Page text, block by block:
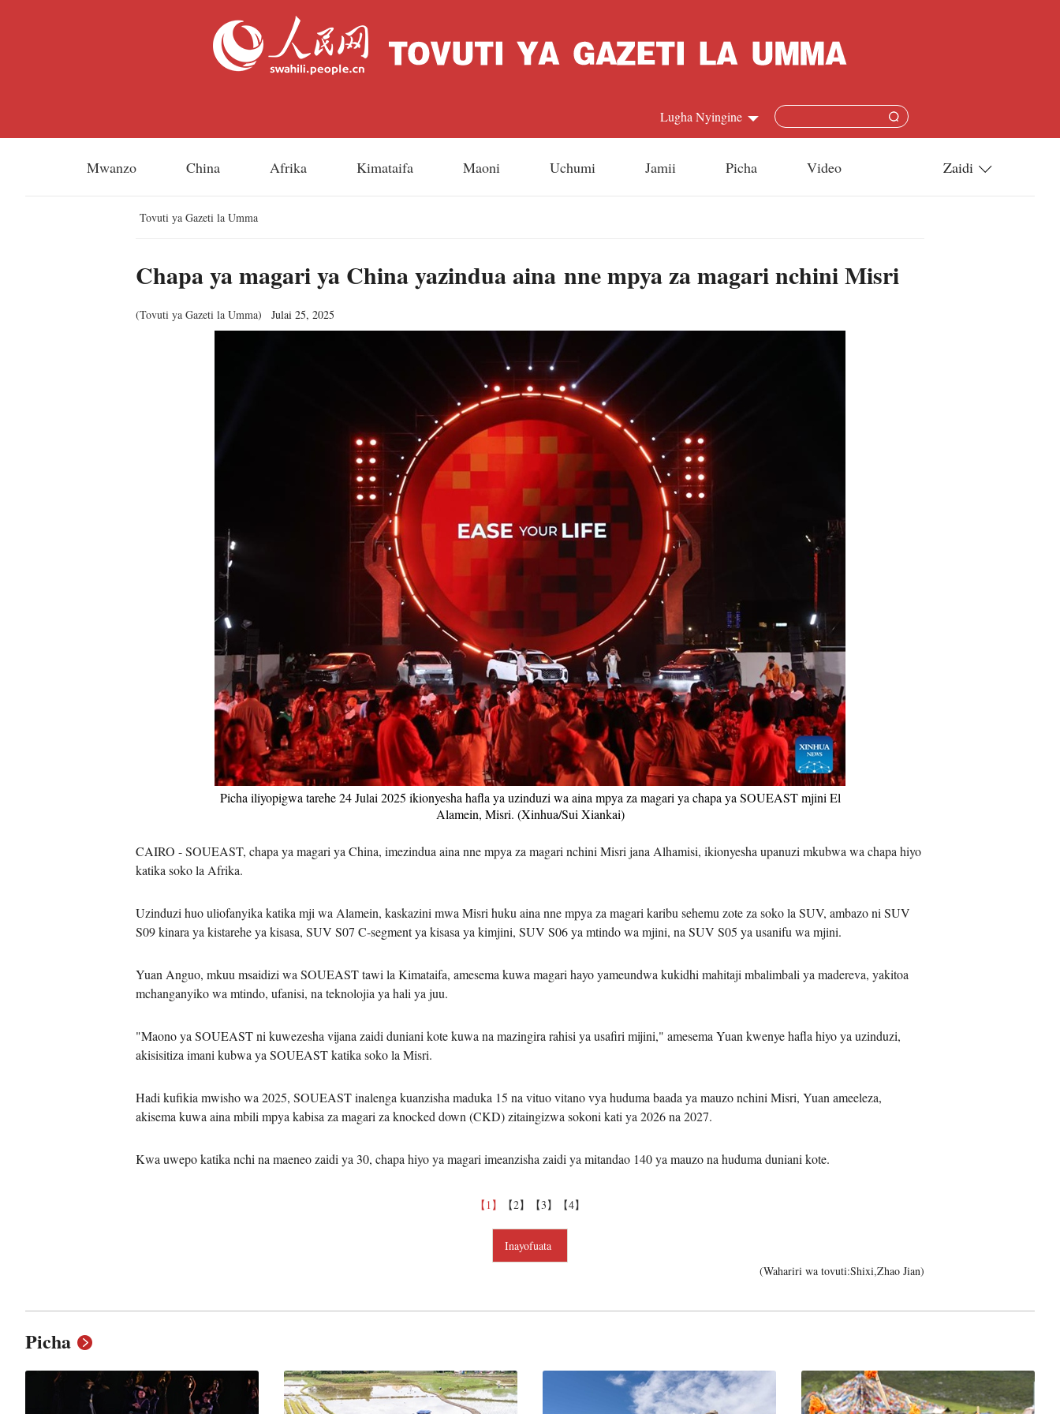
Lugha Nyingine
Français
Русский язык
한국어
Deutsch
Português
Italiano
Қазақ тілі
ภาษาไทย
Bahasa Melayu
Ελληνικά
Tiếng Việt
اردو
Mwanzo China Afrika Kimataifa Maoni Uchumi Jamii Picha Video Zaidi
Tovuti ya Gazeti la Umma
Chapa ya magari ya China yazindua aina nne mpya za magari nchini Misri
(Tovuti ya Gazeti la Umma) Julai 25, 2025
Picha iliyopigwa tarehe 24 Julai 2025 ikionyesha hafla ya uzinduzi wa aina mpya za magari ya chapa ya SOUEAST mjini El
Alamein, Misri. (Xinhua/Sui Xiankai)
CAIRO - SOUEAST, chapa ya magari ya China, imezindua aina nne mpya za magari nchini Misri jana Alhamisi, ikionyesha upanuzi mkubwa wa chapa hiyo
katika soko la Afrika.
Uzinduzi huo uliofanyika katika mji wa Alamein, kaskazini mwa Misri huku aina nne mpya za magari karibu sehemu zote za soko la SUV, ambazo ni SUV
S09 kinara ya kistarehe ya kisasa, SUV S07 C-segment ya kisasa ya kimjini, SUV S06 ya mtindo wa mjini, na SUV S05 ya usanifu wa mjini.
Yuan Anguo, mkuu msaidizi wa SOUEAST tawi la Kimataifa, amesema kuwa magari hayo yameundwa kukidhi mahitaji mbalimbali ya madereva, yakitoa
mchanganyiko wa mtindo, ufanisi, na teknolojia ya hali ya juu.
"Maono ya SOUEAST ni kuwezesha vijana zaidi duniani kote kuwa na mazingira rahisi ya usafiri mijini," amesema Yuan kwenye hafla hiyo ya uzinduzi,
akisisitiza imani kubwa ya SOUEAST katika soko la Misri.
Hadi kufikia mwisho wa 2025, SOUEAST inalenga kuanzisha maduka 15 na vituo vitano vya huduma baada ya mauzo nchini Misri, Yuan ameeleza,
akisema kuwa aina mbili mpya kabisa za magari za knocked down (CKD) zitaingizwa sokoni kati ya 2026 na 2027.
Kwa uwepo katika nchi na maeneo zaidi ya 30, chapa hiyo ya magari imeanzisha zaidi ya mitandao 140 ya mauzo na huduma duniani kote.
【1】 【2】 【3】 【4】
Inayofuata
(Wahariri wa tovuti:Shixi,Zhao Jian)
Picha